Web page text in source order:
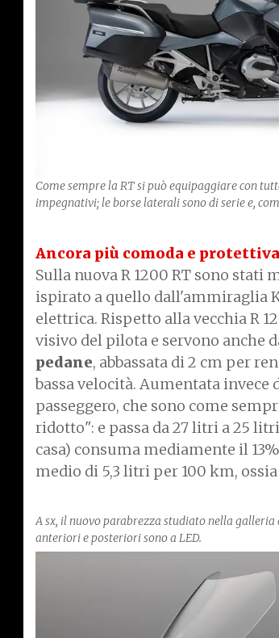
Come sempre la RT si può equipaggiare con
impegnativi; le borse laterali sono di serie e,
Ancora più comoda e protettiva
Sulla nuova R 1200 RT sono
ispirato a quello dall'ammiraglia
elettrica. Rispetto alla vecchia R
visivo del pilota e servono anche
pedane, abbassata di 2 cm per
bassa velocità. Aumentata invece
passeggero, che sono come
ridotto": e passa da 27 litri a 25
casa) consuma mediamente il
medio di 5,3 litri per 100 km,
A sx, il nuovo parabrezza studiato nella
anteriori e posteriori sono a LED.